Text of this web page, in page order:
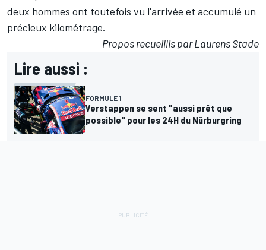
deux hommes ont toutefois vu l'arrivée et accumulé un
précieux kilométrage.
Propos recueillis par Laurens Stade
Lire aussi :
FORMULE 1
Verstappen se sent "aussi prêt que
possible" pour les 24H du Nürburgring